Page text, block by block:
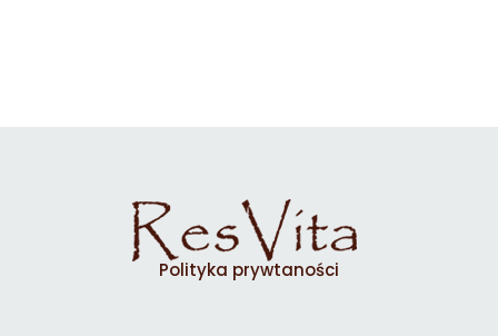
Polityka prywtaności